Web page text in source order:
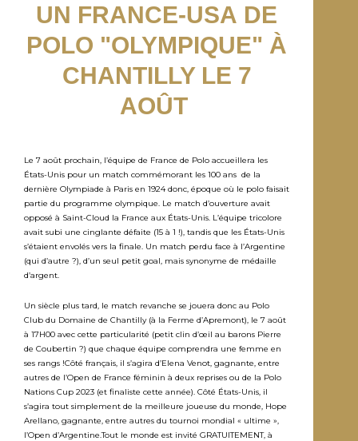
UN FRANCE-USA DE
POLO "OLYMPIQUE" À
CHANTILLY LE 7
AOÛT
Le 7 août prochain, l’équipe de France de Polo accueillera les
États-Unis pour un match commémorant les 100 ans de la
dernière Olympiade à Paris en 1924 donc, époque où le polo faisait
partie du programme olympique. Le match d’ouverture avait
opposé à Saint-Cloud la France aux États-Unis. L’équipe tricolore
avait subi une cinglante défaite (15 à 1 !), tandis que les États-Unis
s’étaient envolés vers la finale. Un match perdu face à l’Argentine
(qui d’autre ?), d’un seul petit goal, mais synonyme de médaille
d’argent.
Un siècle plus tard, le match revanche se jouera donc au Polo
Club du Domaine de Chantilly (à la Ferme d’Apremont), le 7 août
à 17H00 avec cette particularité (petit clin d’œil au barons Pierre
de Coubertin ?) que chaque équipe comprendra une femme en
ses rangs !Côté français, il s’agira d’Elena Venot, gagnante, entre
autres de l’Open de France féminin à deux reprises ou de la Polo
Nations Cup 2023 (et finaliste cette année). Côté États-Unis, il
s’agira tout simplement de la meilleure joueuse du monde, Hope
Arellano, gagnante, entre autres du tournoi mondial « ultime »,
l’Open d’Argentine.Tout le monde est invité GRATUITEMENT, à